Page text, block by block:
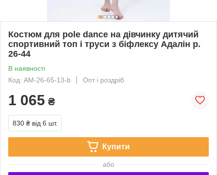
Костюм для pole dance на дівчинку дитячий
спортивний топ і труси з біфлексу Адалін р.
26-44
В наявності
Код: AM-26-65-13-b
Опт і роздріб
1 065 ₴
830 ₴ від 6 шт.
Купити
або